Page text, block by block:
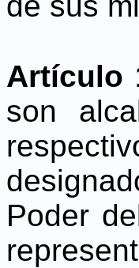
Artículo
son
Poder